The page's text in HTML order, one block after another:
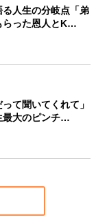
人生の分岐点「弟
らった恩人とK…
て聞いてくれて」
最大のピンチ…